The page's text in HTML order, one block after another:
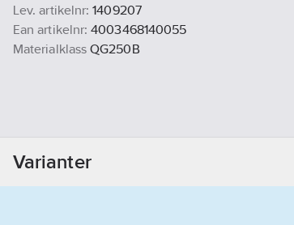
Lev. artikelnr: 1409207
Ean artikelnr: 4003468140055
Materialklass QG250B
Varianter